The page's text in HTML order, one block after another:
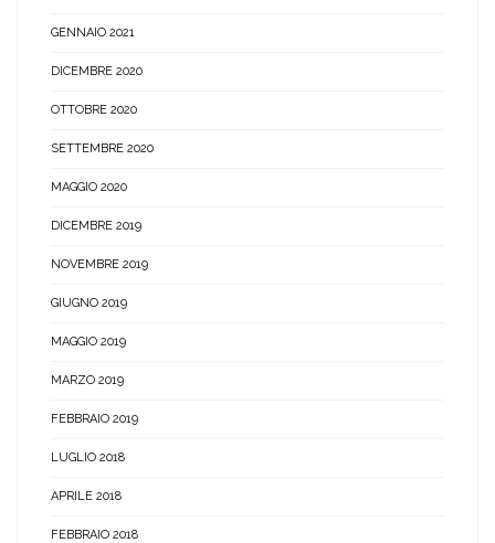
GENNAIO 2021
DICEMBRE 2020
OTTOBRE 2020
SETTEMBRE 2020
MAGGIO 2020
DICEMBRE 2019
NOVEMBRE 2019
GIUGNO 2019
MAGGIO 2019
MARZO 2019
FEBBRAIO 2019
LUGLIO 2018
APRILE 2018
FEBBRAIO 2018